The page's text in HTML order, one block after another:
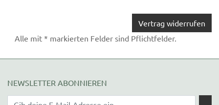
Vertrag widerrufen
Alle mit * markierten Felder sind Pflichtfelder.
NEWSLETTER ABONNIEREN